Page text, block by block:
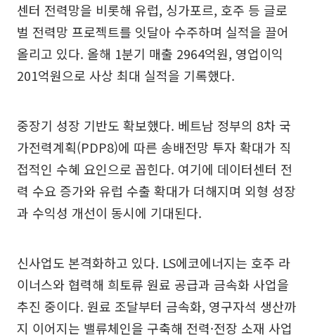
센터 전력망을 비롯해 유럽, 싱가포르, 호주 등 글로
벌 전력망 프로젝트를 잇달아 수주하며 실적을 끌어
올리고 있다. 올해 1분기 매출 2964억원, 영업이익
201억원으로 사상 최대 실적을 기록했다.
중장기 성장 기반도 확보했다. 베트남 정부의 8차 국
가전력계획(PDP8)에 따른 송배전망 투자 확대가 직
접적인 수혜 요인으로 꼽힌다. 여기에 데이터센터 전
력 수요 증가와 유럽 수출 확대가 더해지며 외형 성장
과 수익성 개선이 동시에 기대된다.
신사업도 본격화하고 있다. LS에코에너지는 호주 라
이너스와 협력해 희토류 원료 공급과 금속화 사업을
추진 중이다. 원료 조달부터 금속화, 영구자석 생산까
지 이어지는 밸류체인을 구축해 전력·전장 소재 사업